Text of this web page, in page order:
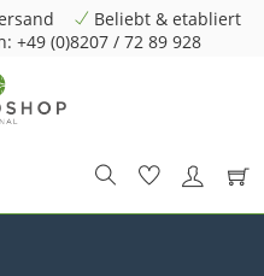
Beliebt & etabliert
+49 (0)8207 / 72 89 928